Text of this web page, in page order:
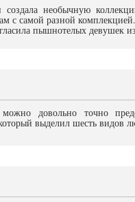
необычную
с самой разной
пышнотелых девушек
довольно точно
выделил шесть видов